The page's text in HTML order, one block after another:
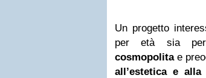
Un progetto
per età sia per
cosmopolitae
all’estetica e